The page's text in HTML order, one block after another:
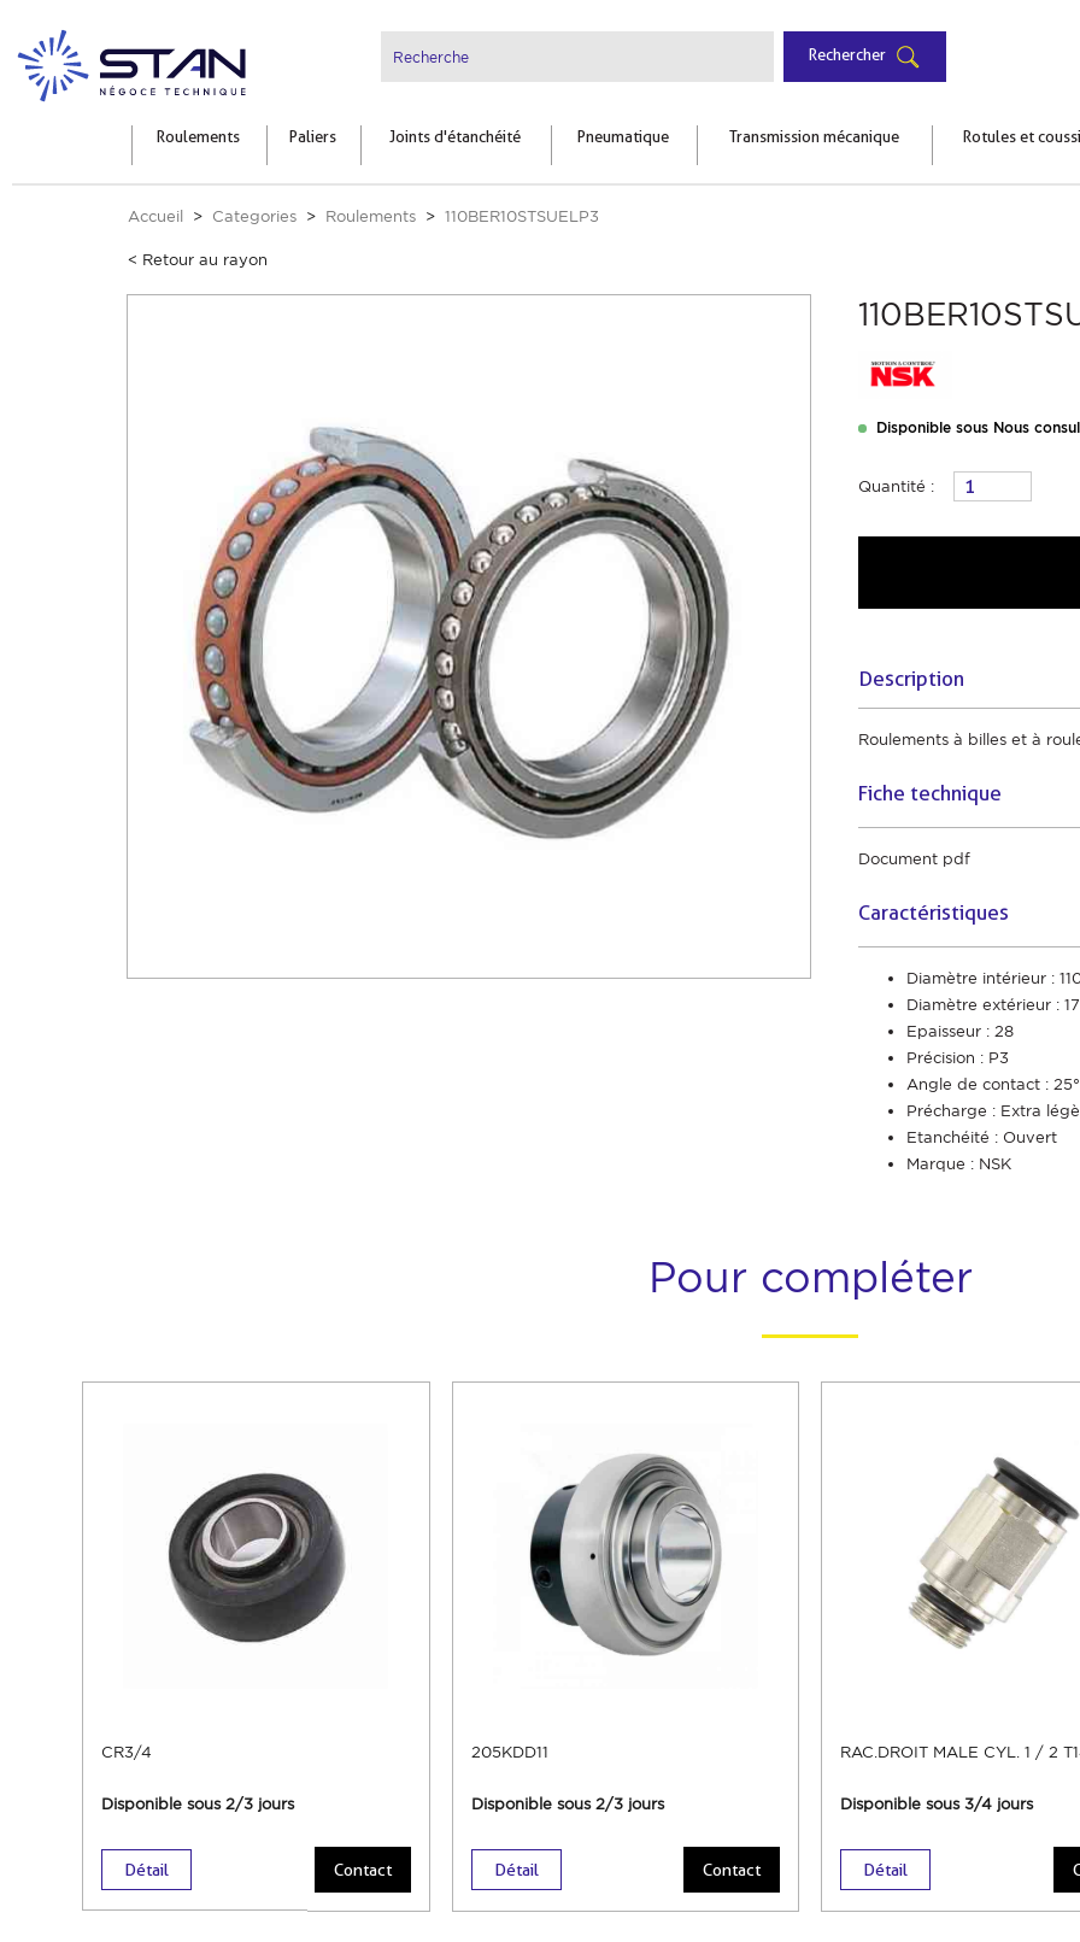
Rechercher
Roulements Paliers Joints d'étanchéité Pneumatique Transmission mécanique Rotules et
Accueil Categories Roulements 110BER10STSUELP3
< Retour au rayon
Disponible sous Nous
Quantité :
Description
Roulements à billes et à
Fiche technique
Document pdf
Caractéristiques
Diamètre intérieur :
Diamètre extérieur :
Epaisseur : 28
Précision : P3
Angle de contact : 25°
Précharge : Extra
Etanchéité : Ouvert
Marque : NSK
Pour compléter
CR3/4
Disponible sous 2/3 jours
Détail Contact
205KDD11
Disponible sous 2/3 jours
Détail Contact
RAC.DROIT MALE CYL. 1 / 2
Disponible sous 3/4 jours
Détail